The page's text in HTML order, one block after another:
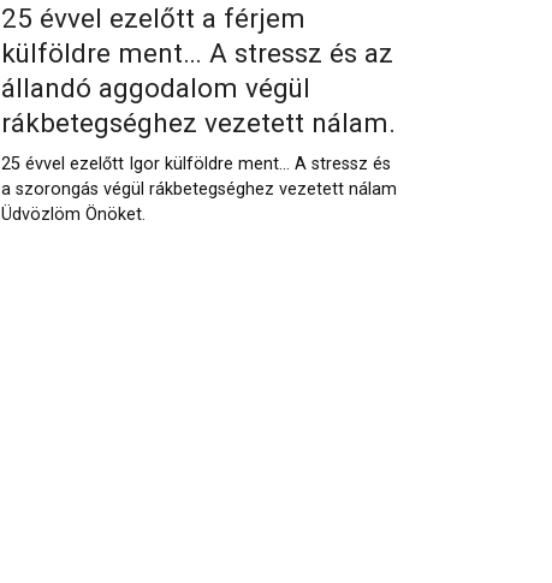
25 évvel ezelőtt a férjem
külföldre ment… A stressz és az
állandó aggodalom végül
rákbetegséghez vezetett nálam.
25 évvel ezelőtt Igor külföldre ment… A stressz és
a szorongás végül rákbetegséghez vezetett nálam
Üdvözlöm Önöket.